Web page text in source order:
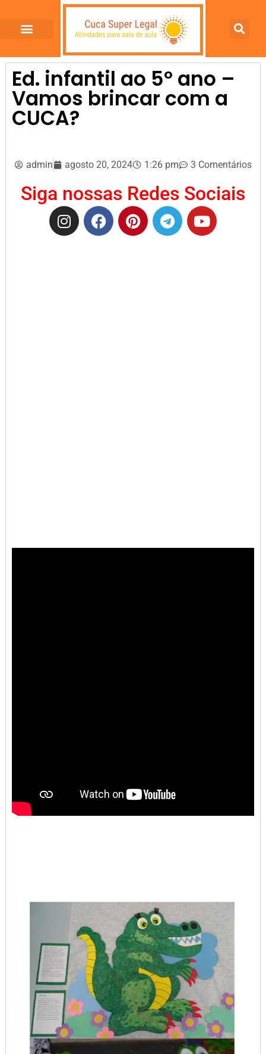
Ed. infantil ao 5º ano –
Vamos brincar com a
CUCA?
admin agosto 20, 2024 1:26 pm 3 Comentários
Siga nossas Redes Sociais